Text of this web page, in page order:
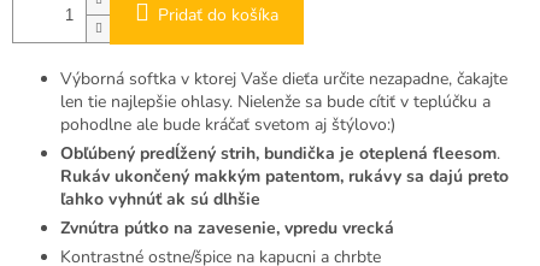
Pridať do košíka
Výborná softka v ktorej Vaše dieťa určite nezapadne, čakajte
len tie najlepšie ohlasy. Nielenže sa bude cítiť v teplúčku a
pohodlne ale bude kráčať svetom aj štýlovo:)
Obľúbený predĺžený strih, bundička je oteplená fleesom.
Rukáv ukončený makkým patentom, rukávy sa dajú preto
ľahko vyhnúť ak sú dlhšie
Zvnútra pútko na zavesenie, vpredu vrecká
Kontrastné ostne/špice na kapucni a chrbte